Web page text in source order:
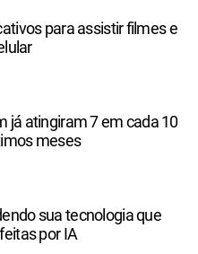
para assistir filmes e
já atingiram 7 em cada 10
meses
sua tecnologia que
por IA